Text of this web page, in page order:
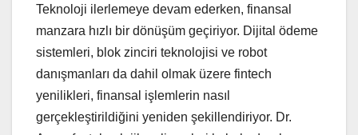
Teknoloji ilerlemeye devam ederken, finansal
manzara hızlı bir dönüşüm geçiriyor. Dijital ödeme
sistemleri, blok zinciri teknolojisi ve robot
danışmanları da dahil olmak üzere fintech
yenilikleri, finansal işlemlerin nasıl
gerçekleştirildiğini yeniden şekillendiriyor. Dr.